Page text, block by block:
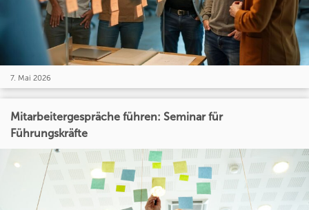
7. Mai 2026
Mitarbeitergespräche führen: Seminar für
Führungskräfte